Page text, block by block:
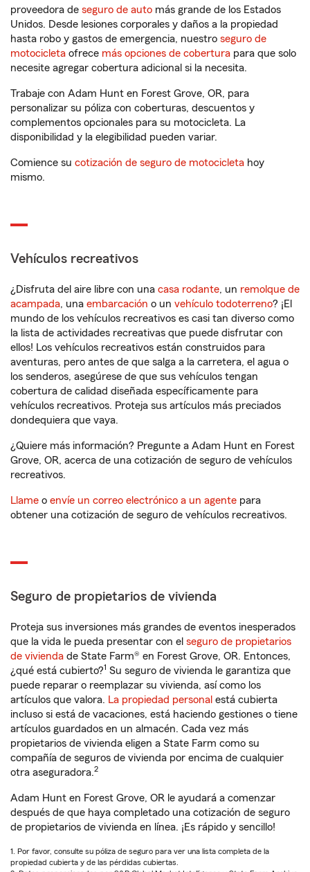
proveedora de seguro de auto más grande de los Estados
Unidos. Desde lesiones corporales y daños a la propiedad
hasta robo y gastos de emergencia, nuestro seguro de
motocicleta ofrece más opciones de cobertura para que solo
necesite agregar cobertura adicional si la necesita.
Trabaje con Adam Hunt en Forest Grove, OR, para
personalizar su póliza con coberturas, descuentos y
complementos opcionales para su motocicleta. La
disponibilidad y la elegibilidad pueden variar.
Comience su cotización de seguro de motocicleta hoy
mismo.
Vehículos recreativos
¿Disfruta del aire libre con una casa rodante, un remolque de
acampada, una embarcación o un vehículo todoterreno? ¡El
mundo de los vehículos recreativos es casi tan diverso como
la lista de actividades recreativas que puede disfrutar con
ellos! Los vehículos recreativos están construidos para
aventuras, pero antes de que salga a la carretera, el agua o
los senderos, asegúrese de que sus vehículos tengan
cobertura de calidad diseñada específicamente para
vehículos recreativos. Proteja sus artículos más preciados
dondequiera que vaya.
¿Quiere más información? Pregunte a Adam Hunt en Forest
Grove, OR, acerca de una cotización de seguro de vehículos
recreativos.
Llame o envíe un correo electrónico a un agente para
obtener una cotización de seguro de vehículos recreativos.
Seguro de propietarios de vivienda
Proteja sus inversiones más grandes de eventos inesperados
que la vida le pueda presentar con el seguro de propietarios
de vivienda de State Farm® en Forest Grove, OR. Entonces,
¿qué está cubierto?1 Su seguro de vivienda le garantiza que
puede reparar o reemplazar su vivienda, así como los
artículos que valora. La propiedad personal está cubierta
incluso si está de vacaciones, está haciendo gestiones o tiene
artículos guardados en un almacén. Cada vez más
propietarios de vivienda eligen a State Farm como su
compañía de seguros de vivienda por encima de cualquier
otra aseguradora.2
Adam Hunt en Forest Grove, OR le ayudará a comenzar
después de que haya completado una cotización de seguro
de propietarios de vivienda en línea. ¡Es rápido y sencillo!
1. Por favor, consulte su póliza de seguro para ver una lista completa de la
propiedad cubierta y de las pérdidas cubiertas.